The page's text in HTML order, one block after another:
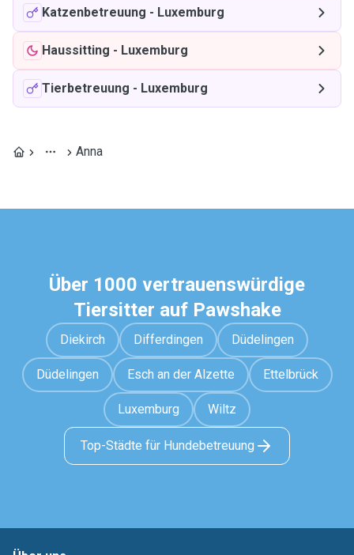
Katzenbetreuung - Luxemburg
Haussitting - Luxemburg
Tierbetreuung - Luxemburg
Anna
Über 1000 vertrauenswürdige
Tiersitter auf Pawshake
Diekirch Differdingen Düdelingen
Düdelingen Esch an der Alzette Ettelbrück
Luxemburg Wiltz
Top-Städte für Hundebetreuung